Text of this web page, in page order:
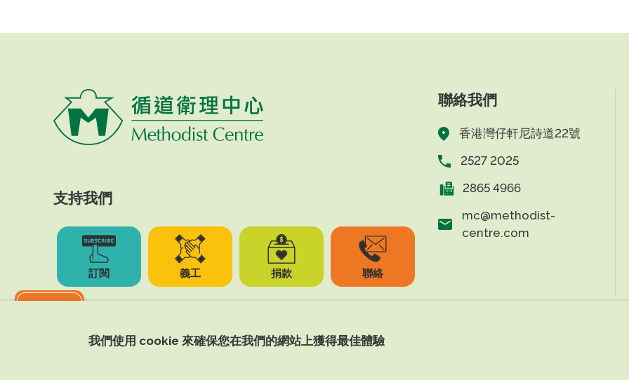
支持我們
訂閱 義工 捐款 聯絡
聯絡我們
香港灣仔軒尼詩道22號
2527 2025
2865 4966
mc@methodist-
centre.com
我們使用 cookie 來確保您在我們的網站上獲得最佳體驗